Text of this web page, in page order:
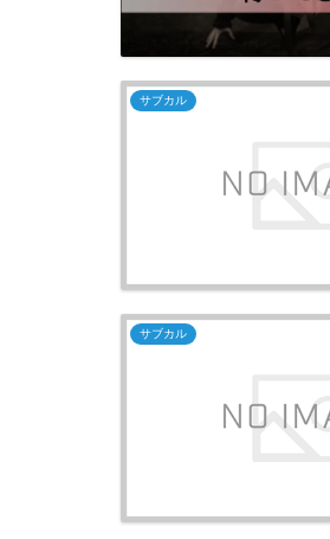
サブカル
サブカル